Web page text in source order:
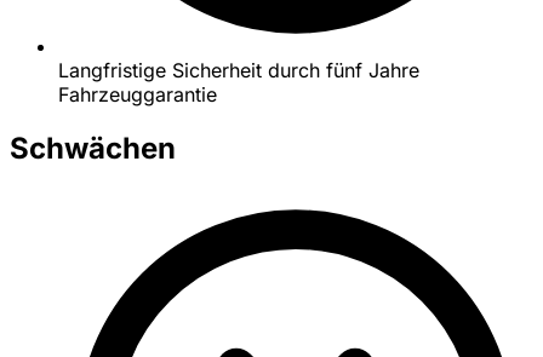
Langfristige Sicherheit durch fünf Jahre
Fahrzeuggarantie
Schwächen